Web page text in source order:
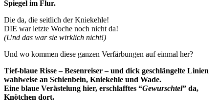
Spiegel im Flur.
Die da, die seitlich der Kniekehle!
DIE war letzte Woche noch nicht da!
(Und das war sie wirklich nicht!)
Und wo kommen diese ganzen Verfärbungen auf einmal her?
Tief-blaue Risse – Besenreiser – und dick geschlängelte Linien
wahlweise an Schienbein, Kniekehle und Wade.
Eine blaue Verästelung hier, erschlafftes “Gewurschtel” da,
Knötchen dort.